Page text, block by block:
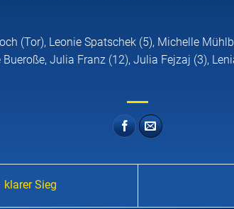
(Tor), Leonie Spatschek (5), Michelle
Julia Franz (12), Julia Fejzaj (3),
Sieg